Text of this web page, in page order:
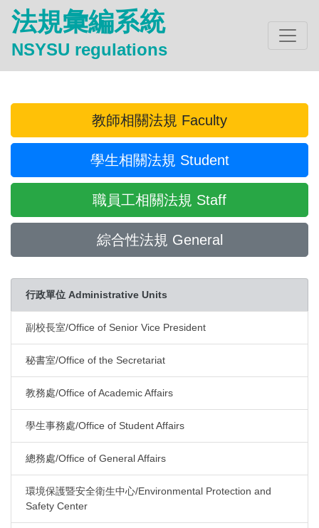
法規彙編系統
NSYSU regulations
教師相關法規 Faculty
學生相關法規 Student
職員工相關法規 Staff
綜合性法規 General
行政單位 Administrative Units
副校長室/Office of Senior Vice President
秘書室/Office of the Secretariat
教務處/Office of Academic Affairs
學生事務處/Office of Student Affairs
總務處/Office of General Affairs
環境保護暨安全衛生中心/Environmental Protection and
Safety Center